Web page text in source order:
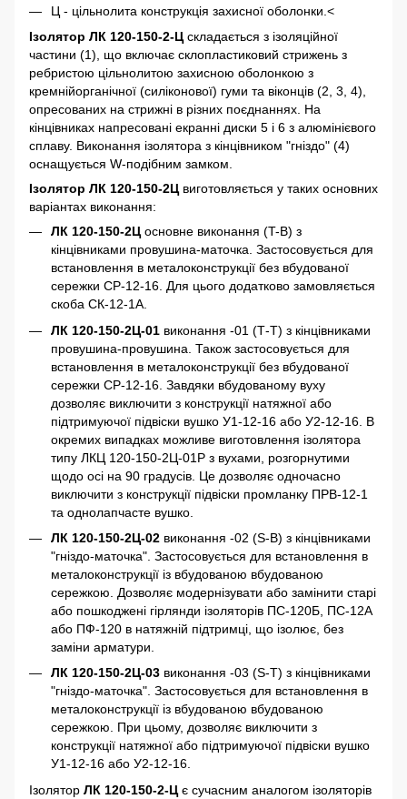
Ц - цільнолита конструкція захисної оболонки.<
Ізолятор ЛК 120-150-2-Цскладається з ізоляційної
частини (1), що включає склопластиковий стрижень з
ребристою цільнолитою захисною оболонкою з
кремнійорганічної (силіконової) гуми та віконців (2, 3, 4),
опресованих на стрижні в різних поєднаннях. На
кінцівниках напресовані екранні диски 5 і 6 з алюмінієвого
сплаву. Виконання ізолятора з кінцівником "гніздо" (4)
оснащується W-подібним замком.
Ізолятор ЛК 120-150-2Цвиготовляється у таких основних
варіантах виконання:
ЛК 120-150-2Цосновне виконання (T-B) з
кінцівниками провушина-маточка. Застосовується для
встановлення в металоконструкції без вбудованої
сережки СР-12-16. Для цього додатково замовляється
скоба СК-12-1А.
ЛК 120-150-2Ц-01 виконання -01 (Т-Т) з кінцівниками
провушина-провушина. Також застосовується для
встановлення в металоконструкції без вбудованої
сережки СР-12-16. Завдяки вбудованому вуху
дозволяє виключити з конструкції натяжної або
підтримуючої підвіски вушко У1-12-16 або У2-12-16. В
окремих випадках можливе виготовлення ізолятора
типу ЛКЦ 120-150-2Ц-01Р з вухами, розгорнутими
щодо осі на 90 градусів. Це дозволяє одночасно
виключити з конструкції підвіски промланку ПРВ-12-1
та однолапчасте вушко.
ЛК 120-150-2Ц-02 виконання -02 (S-B) з кінцівниками
"гніздо-маточка". Застосовується для встановлення в
металоконструкції із вбудованою вбудованою
сережкою. Дозволяє модернізувати або замінити старі
або пошкоджені гірлянди ізоляторів ПС-120Б, ПС-12А
або ПФ-120 в натяжній підтримці, що ізолює, без
заміни арматури.
ЛК 120-150-2Ц-03 виконання -03 (S-Т) з кінцівниками
"гніздо-маточка". Застосовується для встановлення в
металоконструкції із вбудованою вбудованою
сережкою. При цьому, дозволяє виключити з
конструкції натяжної або підтримуючої підвіски вушко
У1-12-16 або У2-12-16.
Ізолятор ЛК 120-150-2-Ц є сучасним аналогом ізоляторів